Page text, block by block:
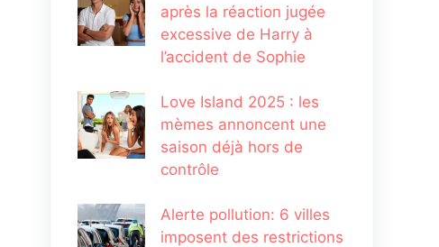
après la réaction jugée
excessive de Harry à
l’accident de Sophie
Love Island 2025 : les
mèmes annoncent une
saison déjà hors de
contrôle
Alerte pollution: 6 villes
imposent des restrictions